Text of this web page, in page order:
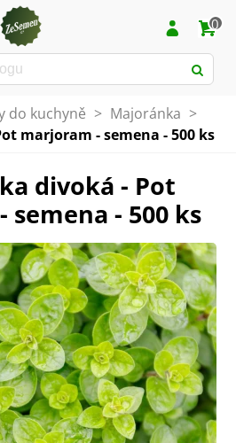
0
do kuchyně > Majoránka >
marjoram - semena - 500 ks
divoká - Pot
- 500 ks